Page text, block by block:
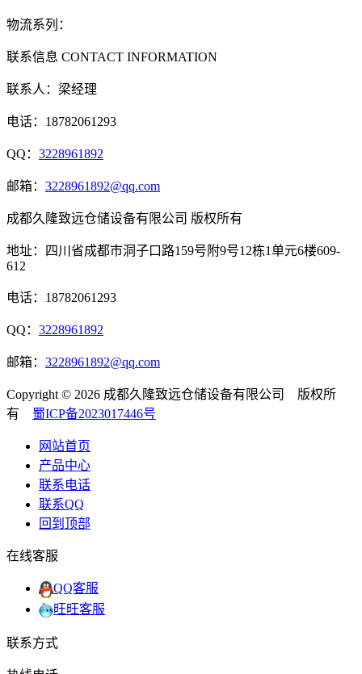
物流系列：
联系信息 CONTACT INFORMATION
联系人：梁经理
电话：18782061293
QQ： 3228961892
邮箱： 3228961892@qq.com
成都久隆致远仓储设备有限公司 版权所有
地址：四川省成都市洞子口路159号附9号12栋1单元6楼609-
612
电话：18782061293
QQ： 3228961892
邮箱： 3228961892@qq.com
Copyright © 2026 成都久隆致远仓储设备有限公司 版权所
有 蜀ICP备2023017446号
网站首页
产品中心
联系电话
联系QQ
回到顶部
在线客服
QQ客服
旺旺客服
联系方式